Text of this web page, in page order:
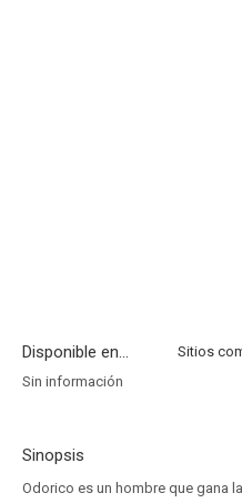
Disponible en...
Sin información
Sinopsis
Odorico es un hombre que gana